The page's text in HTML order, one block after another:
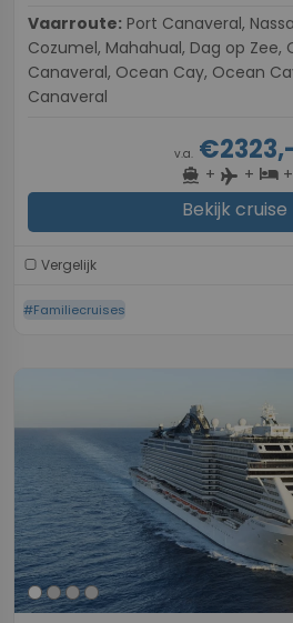
Vaarroute:
Cozumel, Mahahual, Dag op Zee,
Canaveral, Ocean Cay, Ocean
Canaveral
v.a.
directions_boat + flight + hotel+
Bekijk cruise
Vergelijk
#Familiecruises